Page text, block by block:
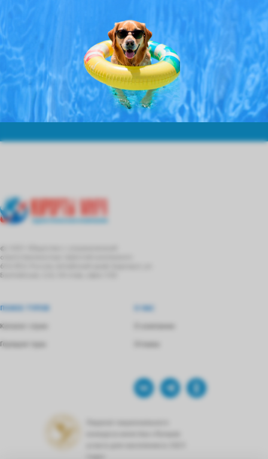
Подобрать
Нажимая на кнопку «Подобрать», вы соглашаетесь с нашей
политикой
конфиденциальности
© 2025 Общество с ограниченной
ответственностью «Шестой континент»
656 054, Россия, Алтайский край, Барнаул, ул.
Балтийская, 116, 5й этаж, офис 502
ПОИСК ТУРОВ
Каталог стран
Горящие туры
О НАС